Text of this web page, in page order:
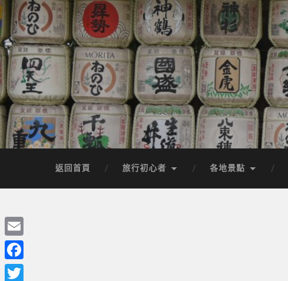
返回首頁 旅行初心者 各地景點
Email
Facebook